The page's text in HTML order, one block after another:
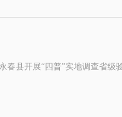
县开展“四普”实地调查省级